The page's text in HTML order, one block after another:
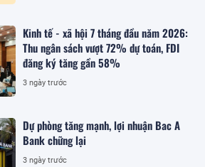
Kinh tế - xã hội 7 tháng đầu năm 2026:
Thu ngân sách vượt 72% dự toán, FDI
đăng ký tăng gần 58%
3 ngày trước
Dự phòng tăng mạnh, lợi nhuận Bac A
Bank chững lại
3 ngày trước